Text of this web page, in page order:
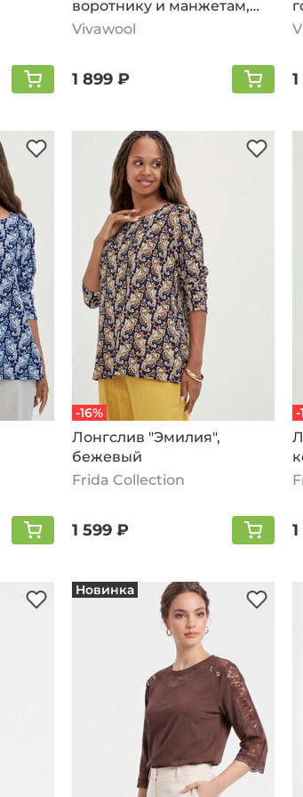
воротнику и манжетам,
кофейный
Vivawool
1 899 ₽
-16%
Лонгслив "Эмилия",
бежевый
Frida Collection
1 599 ₽
-
Новинка